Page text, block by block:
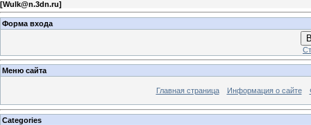
[Wulk@n.3dn.ru]
Форма входа
Меню сайта
Главная страница Информация о сайте
Categories